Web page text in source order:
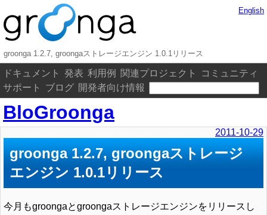
groonga 1.2.7, groongaストレージエンジン 1.0.1リリース
ドキュメント 発表 利用例 関連プロジェクト
コミュニティ
サポート
ブログ 開発者向け情報
English
BloGroonga
2011-10-29
groonga 1.2.7, groongaストレージ
エンジン 1.0.1リリース
今月もgroongaとgroongaストレージエンジンをリリースし